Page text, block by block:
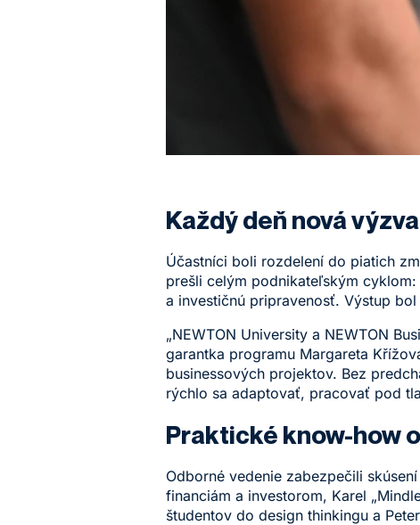
Každý deň nová výzva
Účastníci boli rozdelení do piatich
prešli celým podnikateľským
a investičnú pripravenosť. Výstup
„NEWTON University a NEWTON
garantka programu Margareta
businessových projektov. Bez
rýchlo sa adaptovať, pracovať pod
Praktické know-how
Odborné vedenie zabezpečili
financiám a investorom, Karel
študentov do design thinkingu a